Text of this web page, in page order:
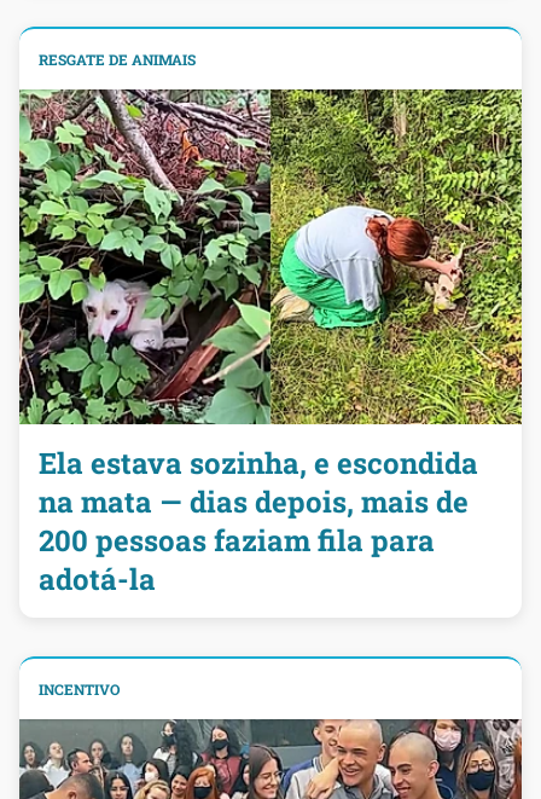
RESGATE DE ANIMAIS
Ela estava sozinha, e escondida
na mata — dias depois, mais de
200 pessoas faziam fila para
adotá-la
INCENTIVO